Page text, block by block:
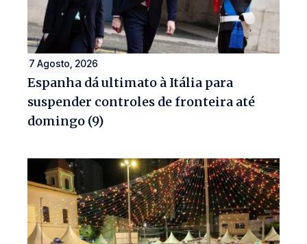
7 Agosto, 2026
Espanha dá ultimato à Itália para
suspender controles de fronteira até
domingo (9)